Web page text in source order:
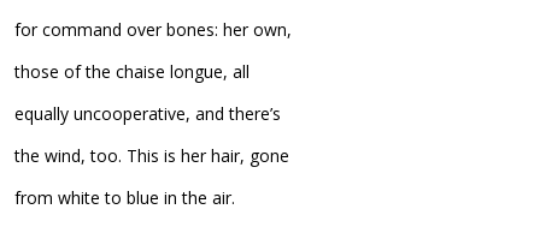
for command over bones: her own,
those of the chaise longue, all
equally uncooperative, and there’s
the wind, too. This is her hair, gone
from white to blue in the air.